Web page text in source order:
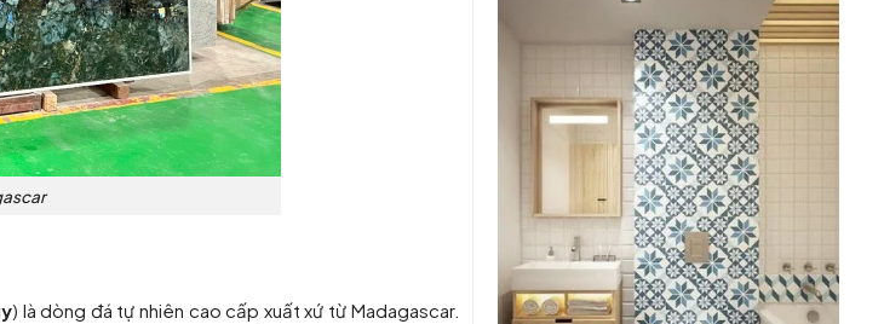
) là dòng đá tự nhiên cao cấp xuất xứ từ Madagascar.